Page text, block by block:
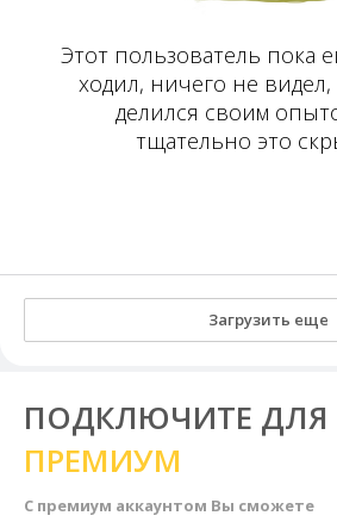
Этот пользователь пока
ходил, ничего не
делился своим
тщательно это
Загрузить еще
ПОДКЛЮЧИТЕ ДЛЯ
ПРЕМИУМ
С премиум аккаунтом Вы сможете